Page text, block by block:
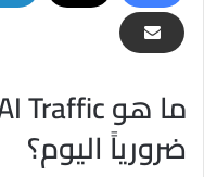
ضرورياً اليوم؟